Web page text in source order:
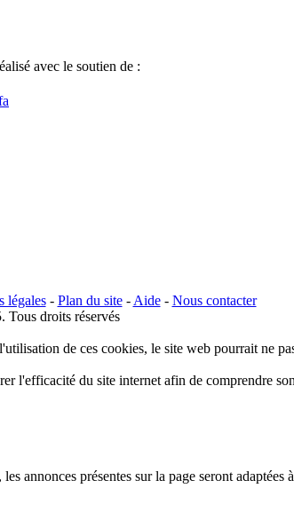
avec le soutien de :
légales- Plan du site- Aide- Nous contacter
Tous droits réservés
de ces cookies, le site web pourrait ne
l'efficacité du site internet afin de comprendre
annonces présentes sur la page seront adaptées